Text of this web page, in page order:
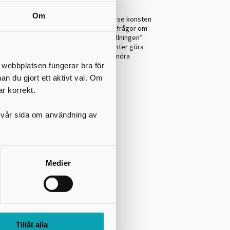
Om
fungerar bra för
du gjort ett aktivt val. Om
korrekt.
sida om användning av
Medier
Tillåt alla
att du varje vecka kommer kunna se konsten
samt reflektera över och ställa frågor om
som har residens i ”icke-utställningen”
med museets sommarpraktikanter göra
i Skövdes centrum, men också på andra
och slutpunkter.
– Del 1